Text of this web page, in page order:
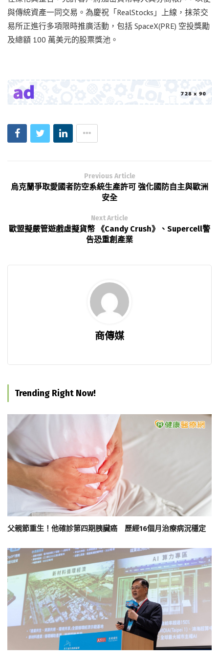
與傳統資產一同交易。為慶祝「RealStocks」上線，抹茶交
易所正進行多項限時推廣活動，包括 SpaceX(PRE) 空投獎勵
及總額 100 萬美元的股票獎池。
Previous Article
烏克蘭爭取愛國者防空系統生產許可 強化國防自主與歐洲
安全
Next Article
歐盟擬嚴管遊戲虛擬貨幣 《Candy Crush》、Supercell警
告恐重創產業
商傳媒
Trending Right Now!
父親節重生！他確診第四期胰臟癌 歷經16個月治療病況穩定